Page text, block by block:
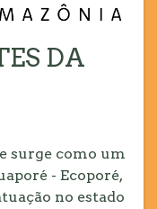
DA
surge como um
- Ecoporé,
no estado